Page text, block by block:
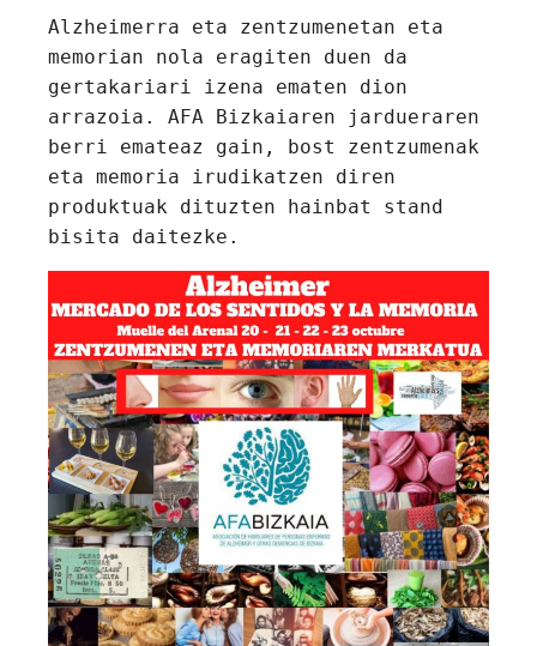
Alzheimerra eta zentzumenetan eta
memorian nola eragiten duen da
gertakariari izena ematen dion
arrazoia. AFA Bizkaiaren jardueraren
berri emateaz gain, bost zentzumenak
eta memoria irudikatzen diren
produktuak dituzten hainbat stand
bisita daitezke.